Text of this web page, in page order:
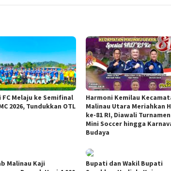
Melaju ke Semifinal
2026, Tundukkan OTL
Harmoni Kemilau
Malinau Utara Meriahkan
ke-81 RI, Diawali Turnamen
Mini Soccer hingga
Budaya
Malinau Kaji
Bupati dan Wakil Bupati